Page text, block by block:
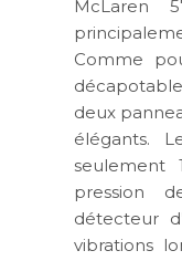
McLaren
Comme
deux
élégants.
seulement
pression
détecteur
vibrations